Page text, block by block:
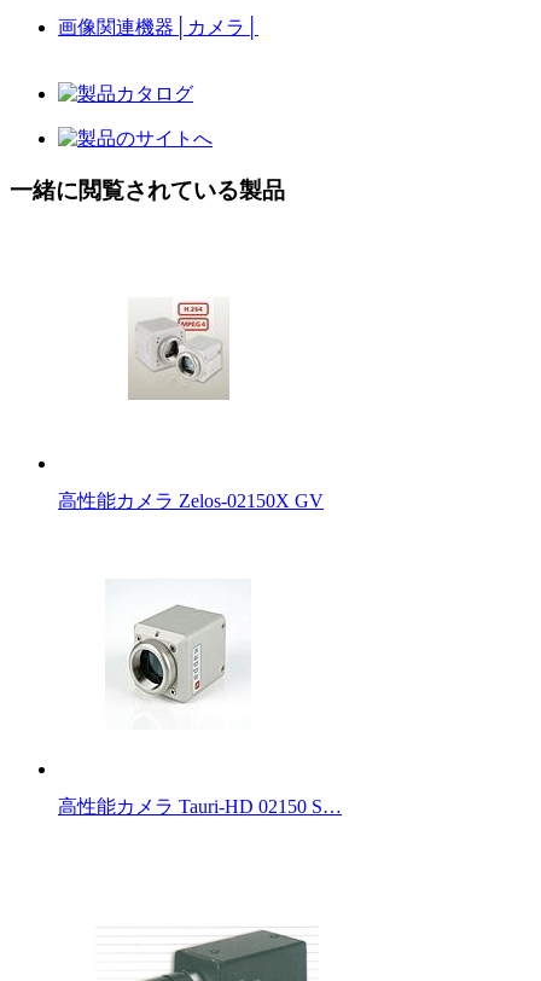
画像関連機器 カメラ
一緒に閲覧されている製品
高性能カメラ Zelos-02150X GV
高性能カメラ Tauri-HD 02150 S…